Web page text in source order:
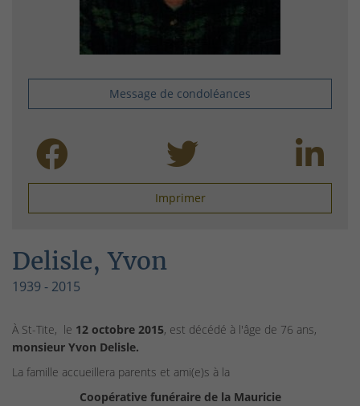
Message de condoléances
Imprimer
Delisle, Yvon
1939 - 2015
À St-Tite, le 12 octobre 2015, est décédé à l'âge de 76 ans,
monsieur Yvon Delisle.
La famille accueillera parents et ami(e)s à la
Coopérative funéraire de la Mauricie